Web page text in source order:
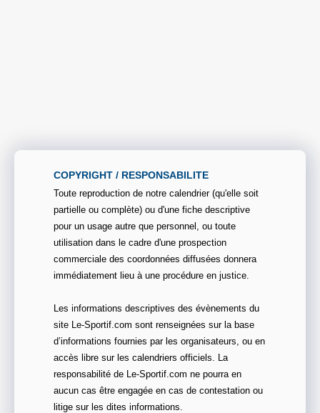
COPYRIGHT / RESPONSABILITE
Toute reproduction de notre calendrier (qu'elle soit
partielle ou complète) ou d'une fiche descriptive
pour un usage autre que personnel, ou toute
utilisation dans le cadre d'une prospection
commerciale des coordonnées diffusées donnera
immédiatement lieu à une procédure en justice.
Les informations descriptives des évènements du
site Le-Sportif.com sont renseignées sur la base
d’informations fournies par les organisateurs, ou en
accès libre sur les calendriers officiels. La
responsabilité de Le-Sportif.com ne pourra en
aucun cas être engagée en cas de contestation ou
litige sur les dites informations.